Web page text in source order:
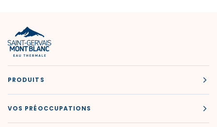
PRODUITS
VOS PRÉOCCUPATIONS